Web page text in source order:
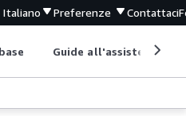
Italiano Preferenze Contattaci
Guide all'assistenza